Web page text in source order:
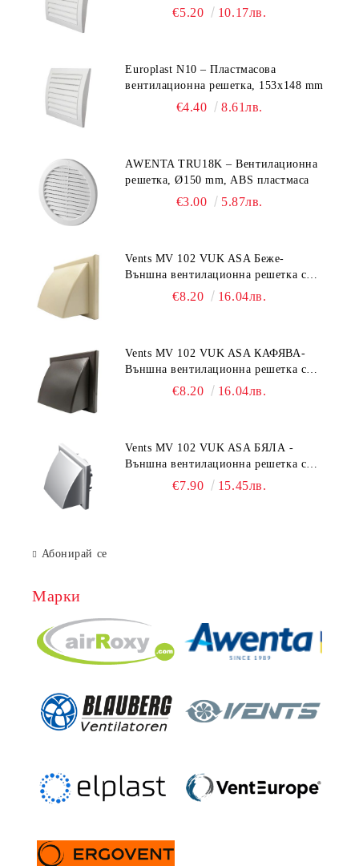
€5.20 10.17лв.
Europlast N10 – Пластмасова
вентилационна решетка, 153x148 mm
€4.40 8.61лв.
AWENTA TRU18K – Вентилационна
решетка, Ø150 mm, ABS пластмаса
€3.00 5.87лв.
Vents MV 102 VUK ASA Беже-
Външна вентилационна решетка с
гравитачна клапа Ø 100, Ø 125,
€8.20 16.04лв.
Vents MV 102 VUK ASA КАФЯВА-
Външна вентилационна решетка с
гравитачна клапа Ø 100, Ø 125,
€8.20 16.04лв.
Vents MV 102 VUK ASA БЯЛА -
Външна вентилационна решетка с
гравитачна клапа Ø 100, Ø 125,
€7.90 15.45лв.
Абонирай се
Марки